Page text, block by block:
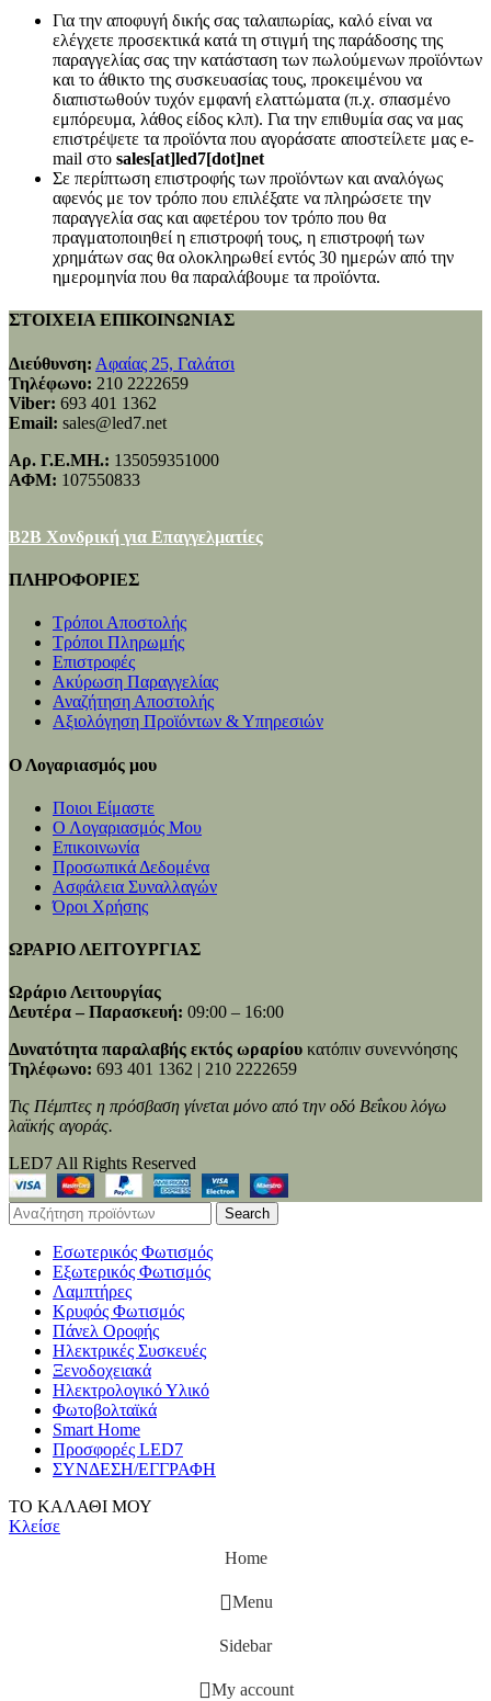
Για την αποφυγή δικής σας ταλαιπωρίας, καλό είναι να
ελέγχετε προσεκτικά κατά τη στιγμή της παράδοσης της
παραγγελίας σας την κατάσταση των πωλούμενων προϊόντων
και το άθικτο της συσκευασίας τους, προκειμένου να
διαπιστωθούν τυχόν εμφανή ελαττώματα (π.χ. σπασμένο
εμπόρευμα, λάθος είδος κλπ). Για την επιθυμία σας να μας
επιστρέψετε τα προϊόντα που αγοράσατε αποστείλετε μας e-
mail στο sales[at]led7[dot]net
Σε περίπτωση επιστροφής των προϊόντων και αναλόγως
αφενός με τον τρόπο που επιλέξατε να πληρώσετε την
παραγγελία σας και αφετέρου τον τρόπο που θα
πραγματοποιηθεί η επιστροφή τους, η επιστροφή των
χρημάτων σας θα ολοκληρωθεί εντός 30 ημερών από την
ημερομηνία που θα παραλάβουμε τα προϊόντα.
ΣΤΟΙΧΕΙΑ ΕΠΙΚΟΙΝΩΝΙΑΣ
Διεύθυνση: Αφαίας 25, Γαλάτσι
Τηλέφωνο: 210 2222659
Viber: 693 401 1362
Email: sales@led7.net
Αρ. Γ.Ε.ΜΗ.: 135059351000
ΑΦΜ: 107550833
B2B Χονδρική για Επαγγελματίες
ΠΛΗΡΟΦΟΡΙΕΣ
Τρόποι Αποστολής
Τρόποι Πληρωμής
Επιστροφές
Ακύρωση Παραγγελίας
Αναζήτηση Αποστολής
Αξιολόγηση Προϊόντων & Υπηρεσιών
Ο Λογαριασμός μου
Ποιοι Είμαστε
Ο Λογαριασμός Μου
Επικοινωνία
Προσωπικά Δεδομένα
Ασφάλεια Συναλλαγών
Όροι Χρήσης
ΩΡΑΡΙΟ ΛΕΙΤΟΥΡΓΙΑΣ
Ωράριο Λειτουργίας
Δευτέρα – Παρασκευή: 09:00 – 16:00
Δυνατότητα παραλαβής εκτός ωραρίου κατόπιν συνεννόησης
Τηλέφωνο: 693 401 1362 | 210 2222659
Τις Πέμπτες η πρόσβαση γίνεται μόνο από την οδό Βεΐκου λόγω
λαϊκής αγοράς.
LED7 All Rights Reserved
Search
Εσωτερικός Φωτισμός
Εξωτερικός Φωτισμός
Λαμπτήρες
Κρυφός Φωτισμός
Πάνελ Οροφής
Ηλεκτρικές Συσκευές
Ξενοδοχειακά
Ηλεκτρολογικό Υλικό
Φωτοβολταϊκά
Smart Home
Προσφορές LED7
ΣΥΝΔΕΣΗ/ΕΓΓΡΑΦΗ
ΤΟ ΚΑΛΑΘΙ ΜΟΥ
Κλείσε
Home
Menu
Sidebar
My account